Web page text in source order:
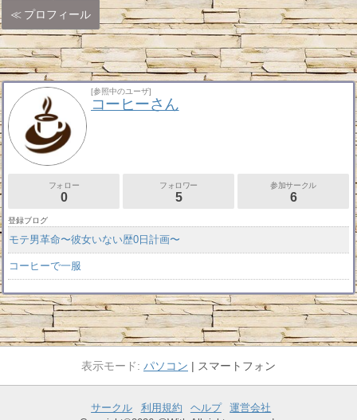
プロフィール
[参照中のユーザ]
コーヒーさん
フォロー
0
フォロワー
5
参加サークル
6
登録ブログ
モテ男革命〜彼女いない歴0日計画〜
コーヒーで一服
パソコン スマートフォン
サークル 利用規約 ヘルプ
運営会社